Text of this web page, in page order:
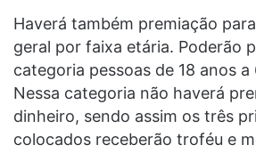
Haverá também premiação
geral por faixa etária. Poderão
categoria pessoas de 18 anos a
Nessa categoria não haverá
dinheiro, sendo assim os três
colocados receberão troféu e